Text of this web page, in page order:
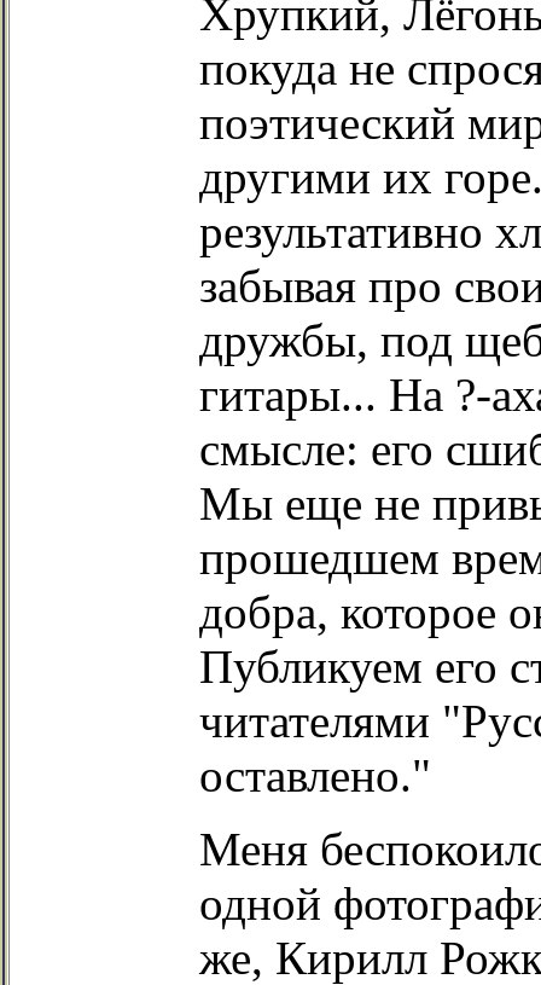
Хрупкий,
покуда не
поэтический
другими их
результативно
забывая про
дружбы, под
гитары... На ?-
смысле: его
Мы еще не
прошедшем
добра, которое
Публикуем его
читателями
оставлено."
Меня
одной
же, Кирилл